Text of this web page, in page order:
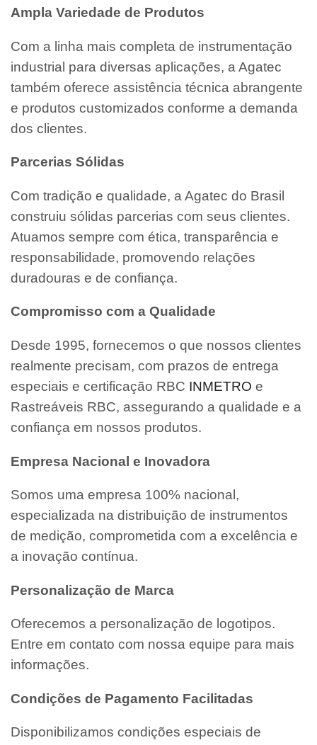
Ampla Variedade de Produtos
Com a linha mais completa de instrumentação
industrial para diversas aplicações, a Agatec
também oferece assistência técnica abrangente
e produtos customizados conforme a demanda
dos clientes.
Parcerias Sólidas
Com tradição e qualidade, a Agatec do Brasil
construiu sólidas parcerias com seus clientes.
Atuamos sempre com ética, transparência e
responsabilidade, promovendo relações
duradouras e de confiança.
Compromisso com a Qualidade
Desde 1995, fornecemos o que nossos clientes
realmente precisam, com prazos de entrega
especiais e certificação RBC INMETRO e
Rastreáveis RBC, assegurando a qualidade e a
confiança em nossos produtos.
Empresa Nacional e Inovadora
Somos uma empresa 100% nacional,
especializada na distribuição de instrumentos
de medição, comprometida com a excelência e
a inovação contínua.
Personalização de Marca
Oferecemos a personalização de logotipos.
Entre em contato com nossa equipe para mais
informações.
Condições de Pagamento Facilitadas
Disponibilizamos condições especiais de